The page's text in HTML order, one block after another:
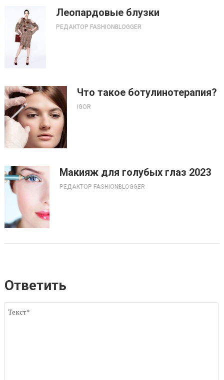
Леопардовые блузки
РЕДАКТОР FASHIONBLOGGER
Что такое ботулинотерапия?
IGOR
Макияж для голубых глаз 2023
РЕДАКТОР FASHIONBLOGGER
Ответить